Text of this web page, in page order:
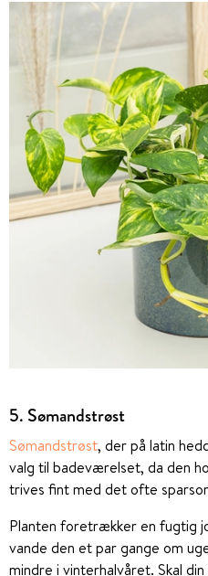
5. Sømandstrøst
Sømandstrøst, der på latin
valg til badeværelset, da den
trives fint med det ofte
Planten foretrækker en fugtig
vande den et par gange om
mindre i vinterhalvåret. Skal